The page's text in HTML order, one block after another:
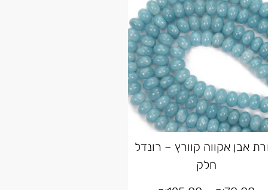
אבן אקווה קוורץ – רונדל
חלק